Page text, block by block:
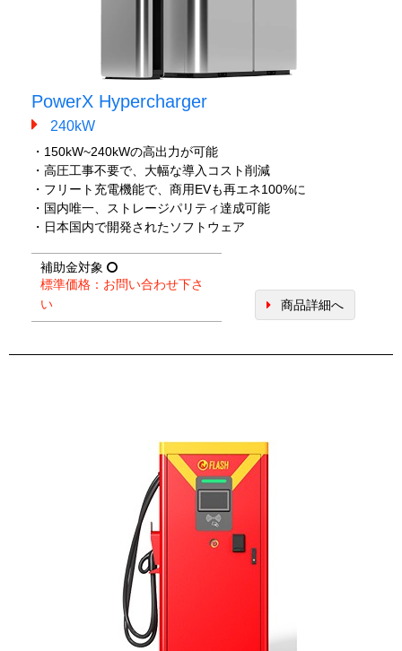
PowerX Hypercharger
240kW
・150kW~240kWの高出力が可能
・高圧工事不要で、大幅な導入コスト削減
・フリート充電機能で、商用EVも再エネ100%に
・国内唯一、ストレージパリティ達成可能
・日本国内で開発されたソフトウェア
補助金対象
標準価格：お問い合わせ下さ
い
商品詳細へ